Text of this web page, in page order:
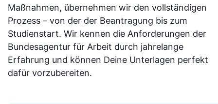
Maßnahmen, übernehmen wir den vollständigen
Prozess – von der der Beantragung bis zum
Studienstart. Wir kennen die Anforderungen der
Bundesagentur für Arbeit durch jahrelange
Erfahrung und können Deine Unterlagen perfekt
dafür vorzubereiten.